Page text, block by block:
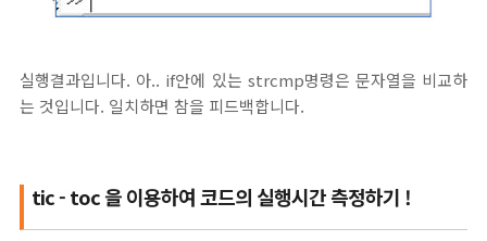
실행결과입니다. 아.. if안에 있는 strcmp명령은 문자열을 비교하
는 것입니다. 일치하면 참을 피드백합니다.
tic - toc 을 이용하여 코드의 실행시간 측정하기 !